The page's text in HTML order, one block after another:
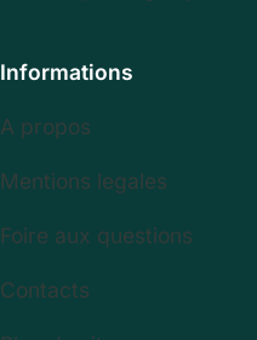
Informations
A propos
Mentions legales
Foire aux questions
Contacts